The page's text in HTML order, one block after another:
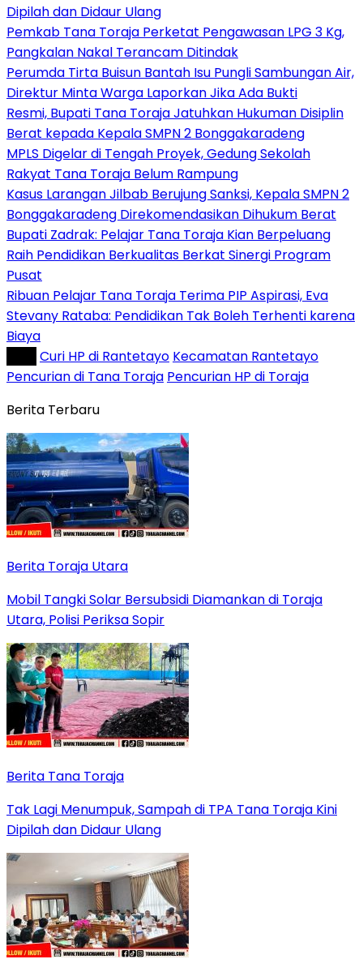
Dipilah dan Didaur Ulang
Pemkab Tana Toraja Perketat Pengawasan LPG 3 Kg,
Pangkalan Nakal Terancam Ditindak
Perumda Tirta Buisun Bantah Isu Pungli Sambungan Air,
Direktur Minta Warga Laporkan Jika Ada Bukti
Resmi, Bupati Tana Toraja Jatuhkan Hukuman Disiplin
Berat kepada Kepala SMPN 2 Bonggakaradeng
MPLS Digelar di Tengah Proyek, Gedung Sekolah
Rakyat Tana Toraja Belum Rampung
Kasus Larangan Jilbab Berujung Sanksi, Kepala SMPN 2
Bonggakaradeng Direkomendasikan Dihukum Berat
Bupati Zadrak: Pelajar Tana Toraja Kian Berpeluang
Raih Pendidikan Berkualitas Berkat Sinergi Program
Pusat
Ribuan Pelajar Tana Toraja Terima PIP Aspirasi, Eva
Stevany Rataba: Pendidikan Tak Boleh Terhenti karena
Biaya
Curi HP di Rantetayo Kecamatan Rantetayo
Pencurian di Tana Toraja Pencurian HP di Toraja
Berita Terbaru
Berita Toraja Utara
Mobil Tangki Solar Bersubsidi Diamankan di Toraja
Utara, Polisi Periksa Sopir
Berita Tana Toraja
Tak Lagi Menumpuk, Sampah di TPA Tana Toraja Kini
Dipilah dan Didaur Ulang